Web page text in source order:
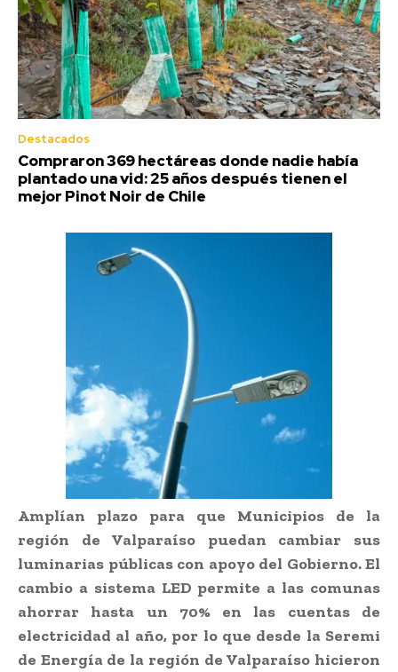
Destacados
Compraron 369 hectáreas donde nadie había
plantado una vid: 25 años después tienen el
mejor Pinot Noir de Chile
Amplían plazo para que Municipios de la
región de Valparaíso puedan cambiar sus
luminarias públicas con apoyo del Gobierno. El
cambio a sistema LED permite a las comunas
ahorrar hasta un 70% en las cuentas de
electricidad al año, por lo que desde la Seremi
de Energía de la región de Valparaíso hicieron